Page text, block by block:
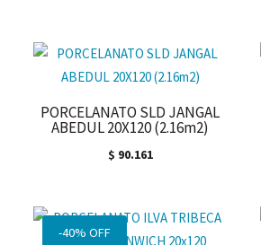
PORCELANATO SLD JANGAL
ABEDUL 20X120 (2.16m2)
$ 90.161
-40% OFF